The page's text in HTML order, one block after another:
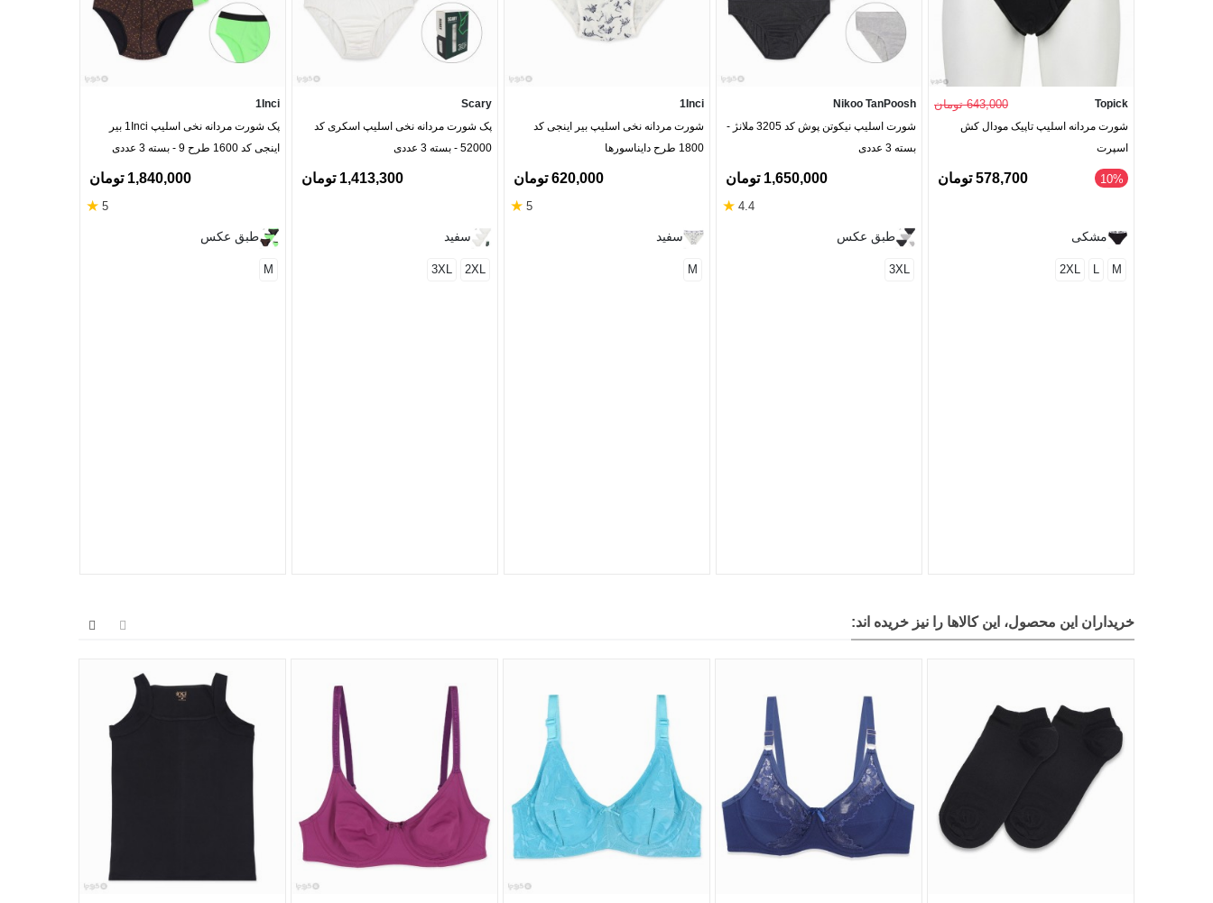
Topick 643,000 تومان
شورت مردانه اسلیپ تاپیک مودال کش
اسپرت
‎10% 578,700 تومان
مشکی
M
2XL
Nikoo TanPoosh
شورت اسلیپ نیکوتن پوش کد 3205 ملانژ -
بسته 3 عددی
1,650,000 تومان
4.4
★
طبق عکس
3XL
1Inci
شورت مردانه نخی اسلیپ بیر اینجی کد
1800 طرح دایناسورها
620,000 تومان
5
★
سفید
M
Scary
پک شورت مردانه نخی اسلیپ اسکری کد
52000 - بسته 3 عددی
1,413,300 تومان
سفید
2XL
3XL
1Inci
پک شورت مردانه نخی اسلیپ 1Inci بیر
اینجی کد 1600 طرح 9 - بسته 3 عددی
1,840,000 تومان
5
★
طبق عکس
M
خریداران این محصول، این کالاها را نیز خریده اند: